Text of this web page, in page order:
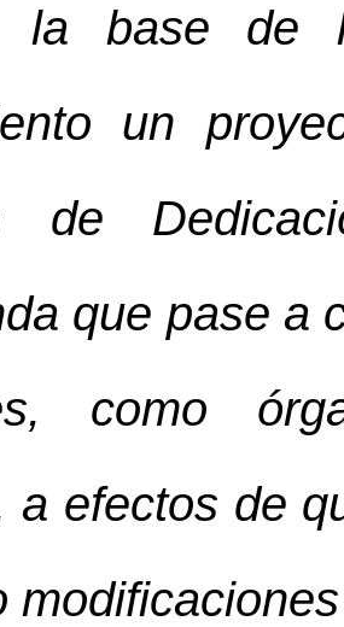
la base de
un
de
que pase a
como
a efectos de